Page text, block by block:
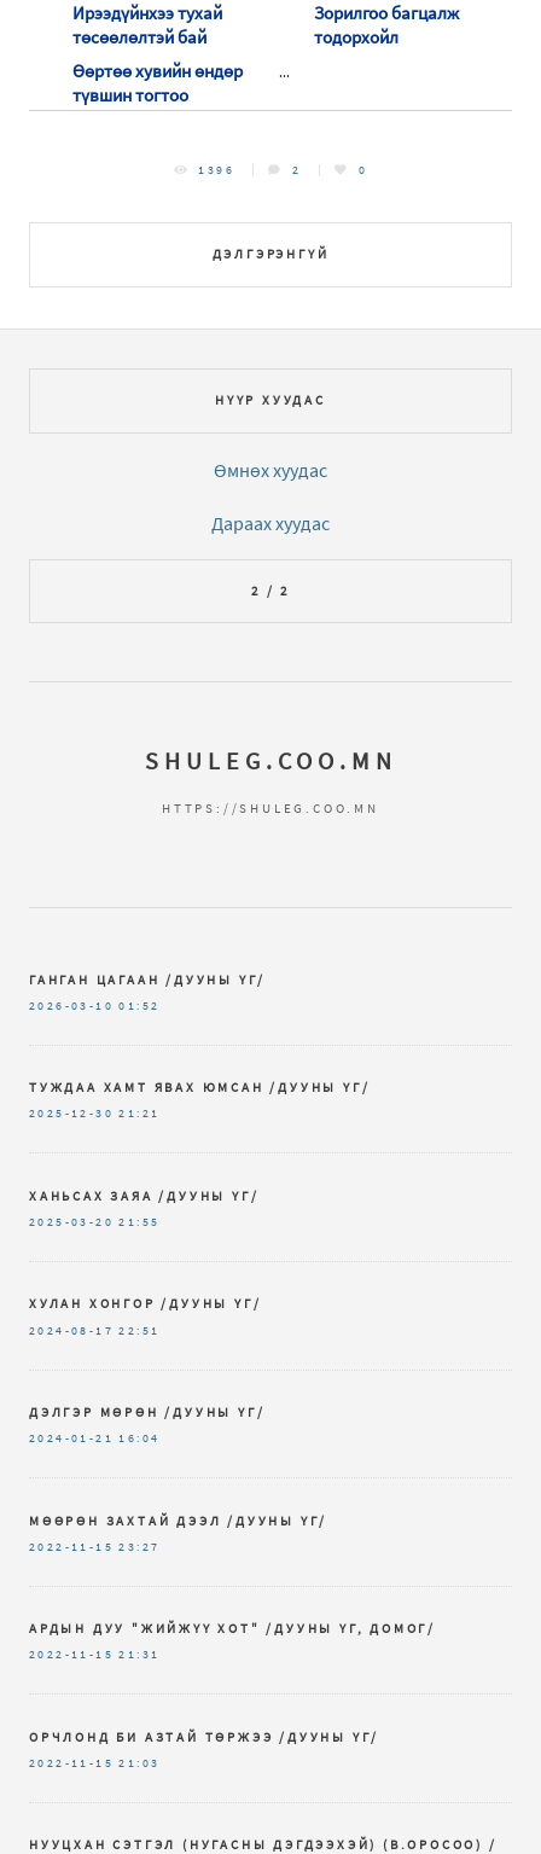
Ирээдүйнхээ тухай
төсөөлөлтэй бай
Зорилгоо багцалж
тодорхойл
Өөртөө хувийн өндөр
түвшин тогтоо
...
ДЭЛГЭРЭНГҮЙ
1396 2 0
НҮҮР ХУУДАС
Өмнөх хуудас
Дараах хуудас
2 / 2
SHULEG.COO.MN
HTTPS://SHULEG.COO.MN
ГАНГАН ЦАГААН /ДУУНЫ ҮГ/
2026-03-10 01:52
ТУЖДАА ХАМТ ЯВАХ ЮМСАН /ДУУНЫ ҮГ/
2025-12-30 21:21
ХАНЬСАХ ЗАЯА /ДУУНЫ ҮГ/
2025-03-20 21:55
ХУЛАН ХОНГОР /ДУУНЫ ҮГ/
2024-08-17 22:51
ДЭЛГЭР МӨРӨН /ДУУНЫ ҮГ/
2024-01-21 16:04
МӨӨРӨН ЗАХТАЙ ДЭЭЛ /ДУУНЫ ҮГ/
2022-11-15 23:27
АРДЫН ДУУ "ЖИЙЖҮҮ ХОТ" /ДУУНЫ ҮГ, ДОМОГ/
2022-11-15 21:31
ОРЧЛОНД БИ АЗТАЙ ТӨРЖЭЭ /ДУУНЫ ҮГ/
2022-11-15 21:03
НУУЦХАН СЭТГЭЛ (НУГАСНЫ ДЭГДЭЭХЭЙ) (В.ОРОСОО) /